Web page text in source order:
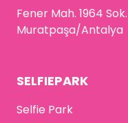
Fener Mah. 1964
Muratpaşa/Antalya
SELFIEPARK
Selfie Park